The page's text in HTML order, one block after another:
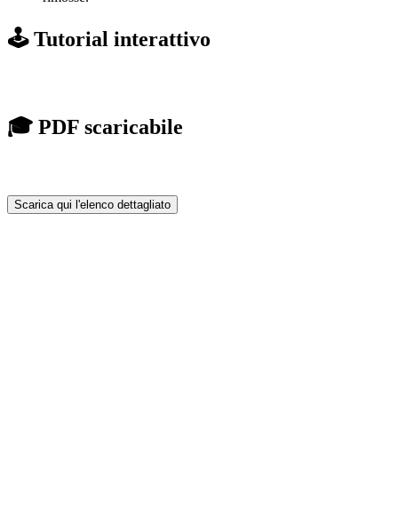
🕹️ Tutorial interattivo
🎓 PDF scaricabile
Scarica qui l'elenco dettagliato